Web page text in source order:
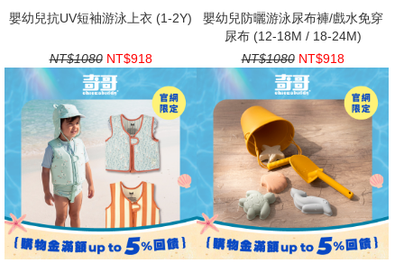
嬰幼兒抗UV短袖游泳上衣 (1-2Y)
NT$1080 NT$918
嬰幼兒防曬游泳尿布褲/戲水免穿
尿布 (12-18M / 18-24M)
NT$1080 NT$918